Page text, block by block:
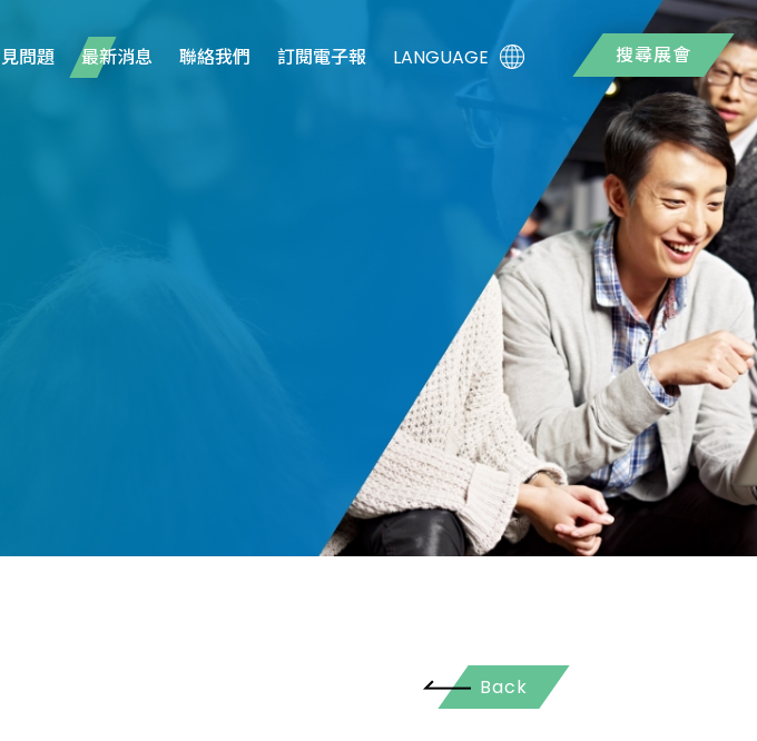
問題 最新消息 聯絡我們 訂閱電子報 LANGUAGE 搜尋展會
Back